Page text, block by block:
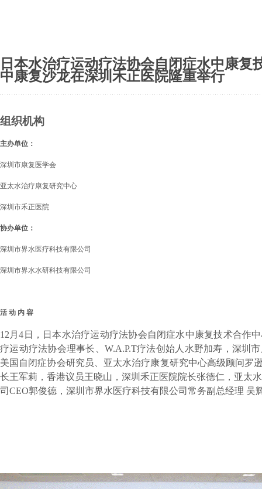
日本水治疗运动疗法协会自闭症水中康
中康复沙龙在深圳禾正医院隆重举行
组织机构
主办单位：
深圳市康复医学会
亚太水治疗康复研究中心
深圳市禾正医院
协办单位：
深圳市界水医疗科技有限公司
深圳市界水水研科技有限公司
活 动 内 容
12 月4日，日本水治疗运动疗法协会自闭症水中康复技术合作
疗运动疗法协会理事长、W.A.P.T疗法创始人水野加寿，深圳
美国自闭症协会研究员、亚太水治疗康复研究中心高级顾问
长王军莉，香港议员王晓山，深圳禾正医院院长张德仁，亚太
司CEO郭俊德，深圳市界水医疗科技有限公司常务副总经理 吴